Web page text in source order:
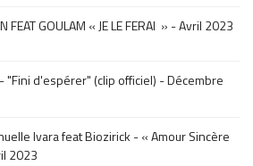
FEAT GOULAM « JE LE FERAI » - Avril 2023
"Fini d'espérer" (clip officiel) - Décembre
Ivara feat Biozirick - « Amour Sincère
2023